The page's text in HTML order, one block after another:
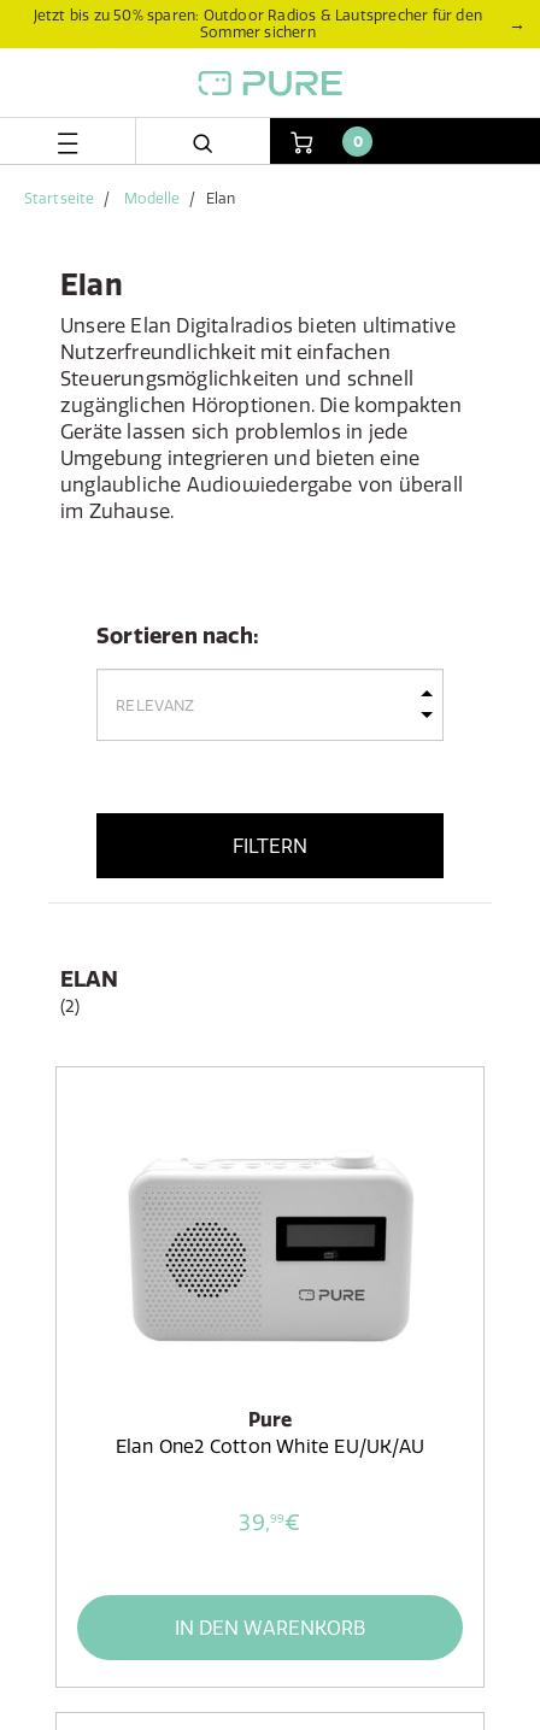
Zum
ZumJetzt bis zu 50% sparen: Outdoor Radios & Lautsprecher für den
Sommer sichern
→
0
Startseite Modelle Elan
Elan
Unsere Elan Digitalradios bieten ultimative
Nutzerfreundlichkeit mit einfachen
Steuerungsmöglichkeiten und schnell
zugänglichen Höroptionen. Die kompakten
Geräte lassen sich problemlos in jede
Umgebung integrieren und bieten eine
unglaubliche Audiowiedergabe von überall
im Zuhause.
Sortieren nach:
FILTERN
ELAN
(2)
Pure
Elan One2 Cotton White EU/UK/AU
39,99€
IN DEN WARENKORB